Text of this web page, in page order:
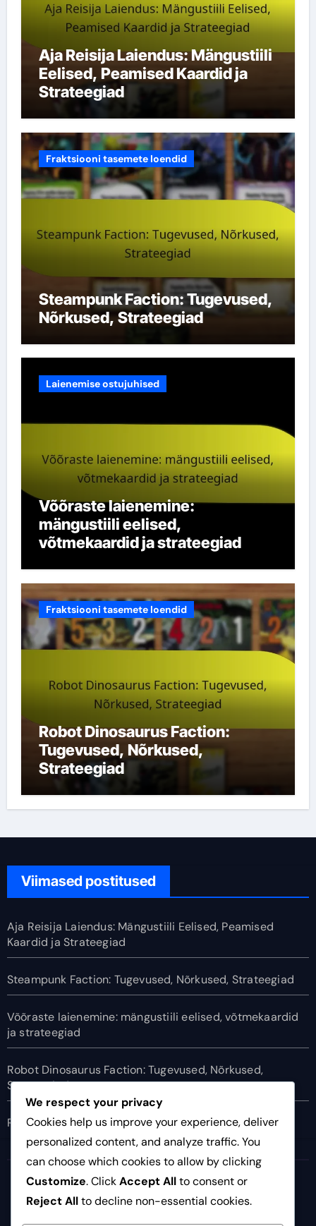
Aja Reisija Laiendus: Mängustiili
Eelised, Peamised Kaardid ja
Strateegiad
Fraktsiooni tasemete loendid
Steampunk Faction: Tugevused,
Nõrkused, Strateegiad
Laienemise ostujuhised
Võõraste laienemine:
mängustiili eelised,
võtmekaardid ja strateegiad
Fraktsiooni tasemete loendid
Robot Dinosaurus Faction:
Tugevused, Nõrkused,
Strateegiad
Viimased postitused
Aja Reisija Laiendus: Mängustiili Eelised, Peamised
Kaardid ja Strateegiad
Steampunk Faction: Tugevused, Nõrkused, Strateegiad
Võõraste laienemine: mängustiili eelised, võtmekaardid
ja strateegiad
Robot Dinosaurus Faction: Tugevused, Nõrkused,
Strateegiad
Robotite fraktsioon: tugevused, nõrkused, strateegiad
kohvirecords.ee
We respect your privacy
Cookies help us improve your experience, deliver
personalized content, and analyze traffic. You
can choose which cookies to allow by clicking
Customize. ClickAccept Allto consent or
Reject Allto decline non-essential cookies.